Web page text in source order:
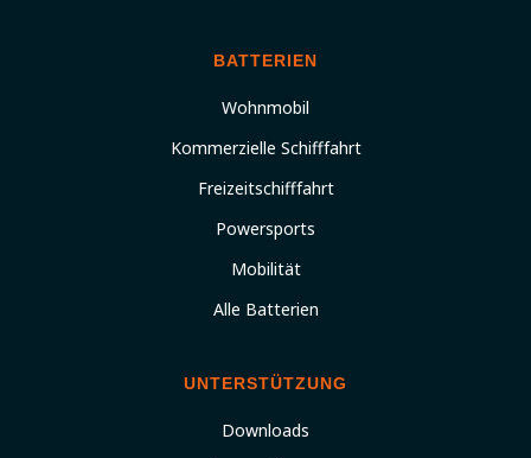
BATTERIEN
Wohnmobil
Kommerzielle Schifffahrt
Freizeitschifffahrt
Powersports
Mobilität
Alle Batterien
UNTERSTÜTZUNG
Downloads